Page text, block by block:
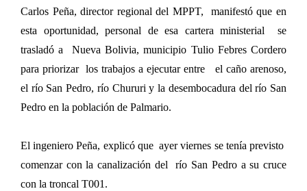
Carlos Peña, director regional del MPPT, manifestó que en
esta oportunidad, personal de esa cartera ministerial se
trasladó a Nueva Bolivia, municipio Tulio Febres Cordero
para priorizar los trabajos a ejecutar entre el caño arenoso,
el río San Pedro, río Chururi y la desembocadura del río San
Pedro en la población de Palmario.
El ingeniero Peña, explicó que ayer viernes se tenía previsto
comenzar con la canalización del río San Pedro a su cruce
con la troncal T001.